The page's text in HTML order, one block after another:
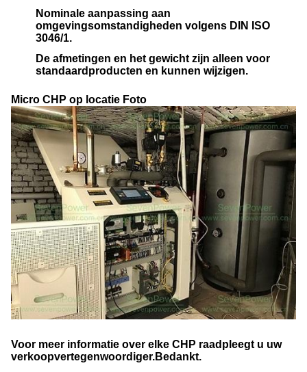
Nominale aanpassing aan
omgevingsomstandigheden volgens DIN ISO
3046/1.
De afmetingen en het gewicht zijn alleen voor
standaardproducten en kunnen wijzigen.
Micro CHP op locatie Foto
Voor meer informatie over elke CHP raadpleegt u uw
verkoopvertegenwoordiger.Bedankt.